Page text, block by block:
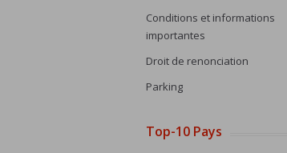
Conditions et informations
importantes
Droit de renonciation
Parking
Top-10 Pays